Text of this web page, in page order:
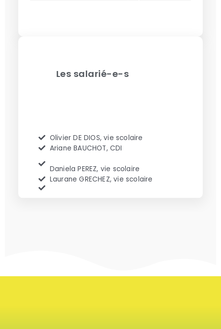
Les salarié-e-s
Olivier DE DIOS, vie scolaire
Ariane BAUCHOT, CDI
Daniela PEREZ, vie scolaire
Laurane GRECHEZ, vie scolaire